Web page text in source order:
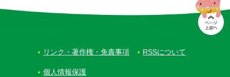
リンク・著作権・免責事項 RSSについて
個人情報保護